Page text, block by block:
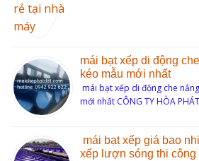
mái bạt xếp di động
kéo mẫu mới nhất
mái bạt xếp di động che
mới nhất CÔNG TY HÒA
mái bạt xếp giá bao
xếp lượn sóng thi công